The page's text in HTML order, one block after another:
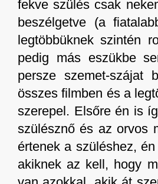
fekve szülés csak
beszélgetve (a
legtöbbüknek szintén
pedig más eszükbe
persze szemet-szájat
összes filmben és a
szerepel. Elsőre én is
szülésznő és az orvos
értenek a szüléshez,
akiknek az kell, hogy